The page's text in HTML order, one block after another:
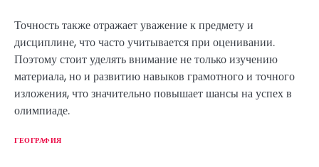
Точность также отражает уважение к предмету и
дисциплине, что часто учитывается при оценивании.
Поэтому стоит уделять внимание не только изучению
материала, но и развитию навыков грамотного и точного
изложения, что значительно повышает шансы на успех в
олимпиаде.
ГЕОГРАФИЯ